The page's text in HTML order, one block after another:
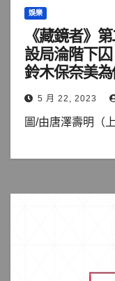
娛樂
《藏鏡者》
設局淪階下
鈴木保奈美
5 月 22, 2023
圖/由唐澤壽明（